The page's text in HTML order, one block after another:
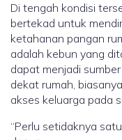
Di tengah kondisi
bertekad untuk
ketahanan pangan
adalah kebun yang
dapat menjadi
dekat rumah,
akses keluarga pada
“Perlu setidaknya